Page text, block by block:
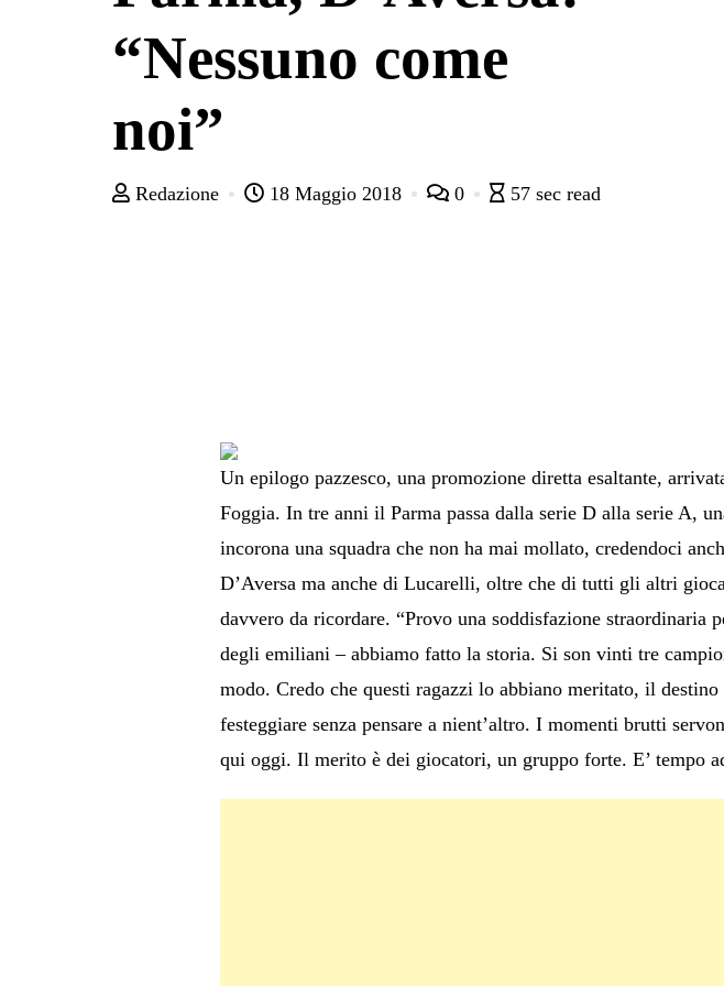
“Nessuno come
noi”
Redazione 18 Maggio 2018 0 57 sec read
Un epilogo pazzesco, una promozione diretta esaltante,
Foggia. In tre anni il Parma passa dalla serie D alla serie A,
incorona una squadra che non ha mai mollato, credendoci
D’Aversa ma anche di Lucarelli, oltre che di tutti gli altri
davvero da ricordare. “Provo una soddisfazione straordinaria
degli emiliani – abbiamo fatto la storia. Si son vinti tre
modo. Credo che questi ragazzi lo abbiano meritato, il
festeggiare senza pensare a nient’altro. I momenti brutti
qui oggi. Il merito è dei giocatori, un gruppo forte. E’ tempo